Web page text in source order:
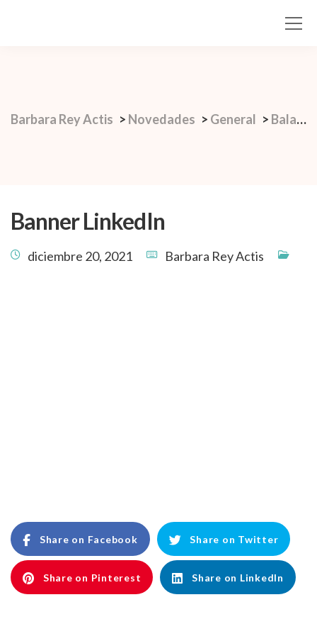
Barbara Rey Actis > Novedades > General > Balance 2021: colaborativo, productivo y prometedor.
Banner LinkedIn
diciembre 20, 2021 Barbara Rey Actis
Share on Facebook Share on Twitter
Share on Pinterest Share on LinkedIn